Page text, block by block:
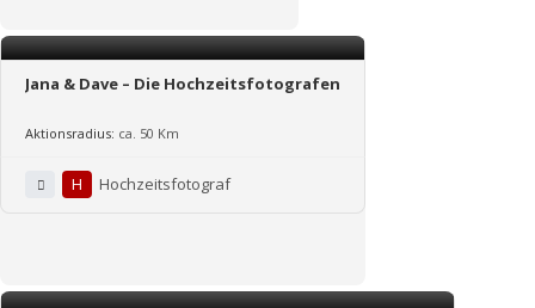
Jana & Dave – Die Hochzeitsfotografen
Aktionsradius: ca. 50 Km
H Hochzeitsfotograf